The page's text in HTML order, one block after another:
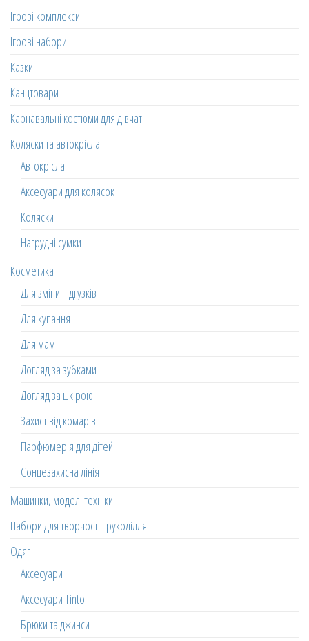
Ігрові комплекси
Ігрові набори
Казки
Канцтовари
Карнавальні костюми для дівчат
Коляски та автокрісла
Автокрісла
Аксесуари для колясок
Коляски
Нагрудні сумки
Косметика
Для зміни підгузків
Для купання
Для мам
Догляд за зубками
Догляд за шкірою
Захист від комарів
Парфюмерія для дітей
Сонцезахисна лінія
Машинки, моделі техніки
Набори для творчості і рукоділля
Одяг
Аксесуари
Аксесуари Tinto
Брюки та джинси